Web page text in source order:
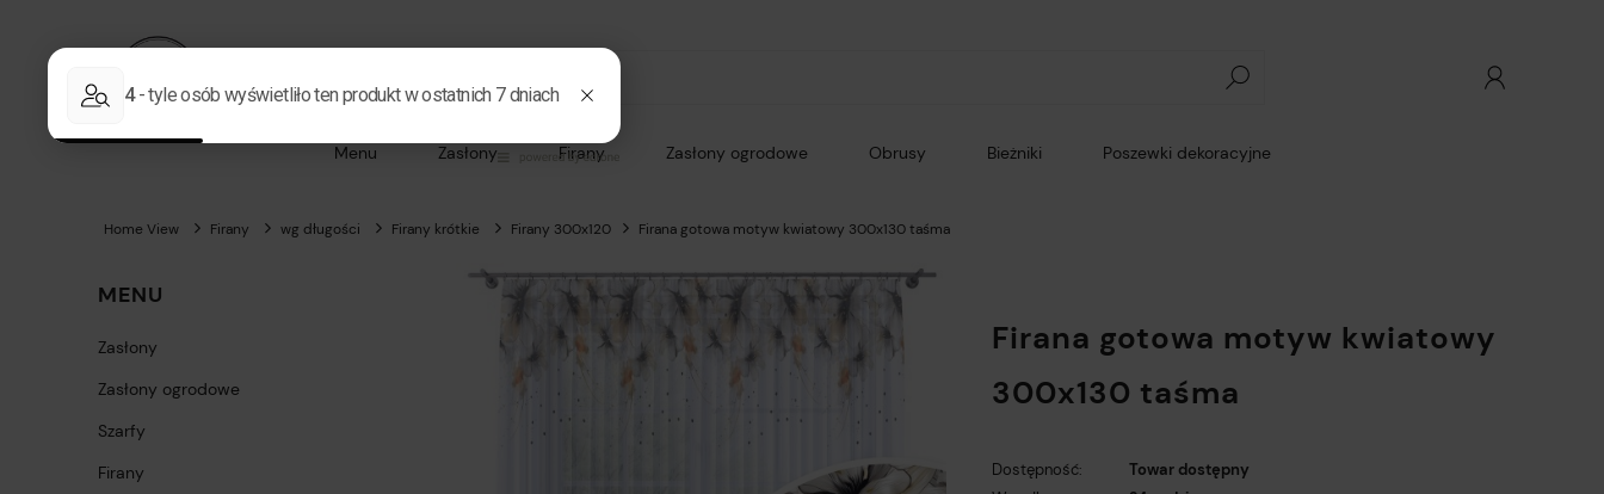
Menu Zasłony Firany Zasłony ogrodowe Obrusy Bieżniki Poszewki dekoracyjne
Home View Firany wg długości Firany krótkie Firany 300x120 Firana gotowa motyw kwiatowy 300x130 taśma
MENU
Zasłony
Zasłony ogrodowe
Szarfy
Firany
Firana gotowa motyw kwiatowy
300x130 taśma
Dostępność:
Towar dostępny